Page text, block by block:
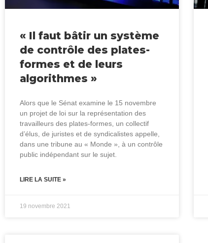
« Il faut bâtir un système
de contrôle des plates-
formes et de leurs
algorithmes »
Alors que le Sénat examine le 15 novembre
un projet de loi sur la représentation des
travailleurs des plates-formes, un collectif
d’élus, de juristes et de syndicalistes appelle,
dans une tribune au « Monde », à un contrôle
public indépendant sur le sujet.
LIRE LA SUITE »
19 novembre 2021